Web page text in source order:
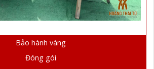
Bảo hành vàng
Đóng gói